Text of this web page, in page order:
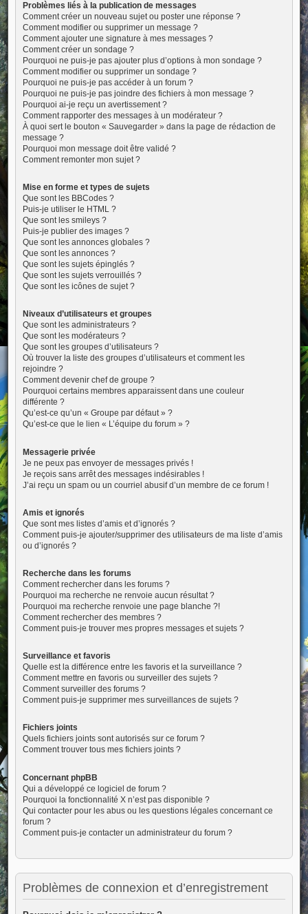
Problèmes liés à la publication de messages
Comment créer un nouveau sujet ou poster une réponse ?
Comment modifier ou supprimer un message ?
Comment ajouter une signature à mes messages ?
Comment créer un sondage ?
Pourquoi ne puis-je pas ajouter plus d’options à mon sondage ?
Comment modifier ou supprimer un sondage ?
Pourquoi ne puis-je pas accéder à un forum ?
Pourquoi ne puis-je pas joindre des fichiers à mon message ?
Pourquoi ai-je reçu un avertissement ?
Comment rapporter des messages à un modérateur ?
À quoi sert le bouton « Sauvegarder » dans la page de rédaction de
message ?
Pourquoi mon message doit être validé ?
Comment remonter mon sujet ?
Mise en forme et types de sujets
Que sont les BBCodes ?
Puis-je utiliser le HTML ?
Que sont les smileys ?
Puis-je publier des images ?
Que sont les annonces globales ?
Que sont les annonces ?
Que sont les sujets épinglés ?
Que sont les sujets verrouillés ?
Que sont les icônes de sujet ?
Niveaux d’utilisateurs et groupes
Que sont les administrateurs ?
Que sont les modérateurs ?
Que sont les groupes d’utilisateurs ?
Où trouver la liste des groupes d’utilisateurs et comment les
rejoindre ?
Comment devenir chef de groupe ?
Pourquoi certains membres apparaissent dans une couleur
différente ?
Qu’est-ce qu’un « Groupe par défaut » ?
Qu’est-ce que le lien « L’équipe du forum » ?
Messagerie privée
Je ne peux pas envoyer de messages privés !
Je reçois sans arrêt des messages indésirables !
J’ai reçu un spam ou un courriel abusif d’un membre de ce forum !
Amis et ignorés
Que sont mes listes d’amis et d’ignorés ?
Comment puis-je ajouter/supprimer des utilisateurs de ma liste d’amis
ou d’ignorés ?
Recherche dans les forums
Comment rechercher dans les forums ?
Pourquoi ma recherche ne renvoie aucun résultat ?
Pourquoi ma recherche renvoie une page blanche ?!
Comment rechercher des membres ?
Comment puis-je trouver mes propres messages et sujets ?
Surveillance et favoris
Quelle est la différence entre les favoris et la surveillance ?
Comment mettre en favoris ou surveiller des sujets ?
Comment surveiller des forums ?
Comment puis-je supprimer mes surveillances de sujets ?
Fichiers joints
Quels fichiers joints sont autorisés sur ce forum ?
Comment trouver tous mes fichiers joints ?
Concernant phpBB
Qui a développé ce logiciel de forum ?
Pourquoi la fonctionnalité X n’est pas disponible ?
Qui contacter pour les abus ou les questions légales concernant ce
forum ?
Comment puis-je contacter un administrateur du forum ?
Problèmes de connexion et d’enregistrement